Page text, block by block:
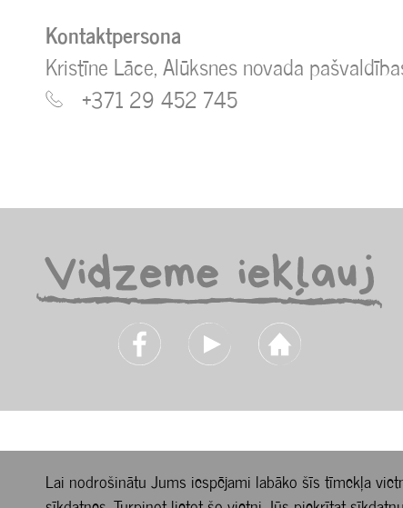
Kontaktpersona
Kristīne Lāce, Alūksnes novada
+371 29 452 745
Lai nodrošinātu Jums iespējami labāko šīs tīmekļa